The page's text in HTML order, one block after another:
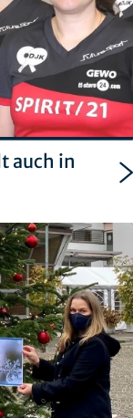
auch in